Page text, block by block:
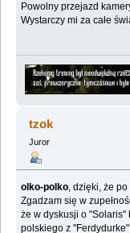
Powolny przejazd
Wystarczy mi za całe
tzok
Juror
olko-polko, dzięki, że
Zgadzam się w
że w dyskusji o "Solaris"
polskiego z